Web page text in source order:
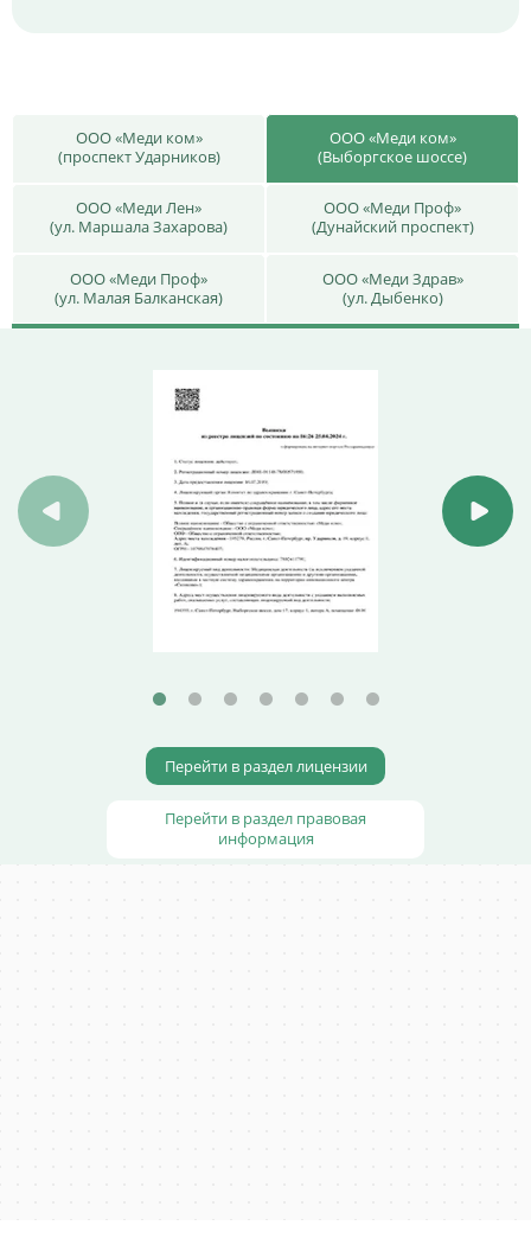
ООО «Меди ком»
(проспект Ударников)
ООО «Меди ком»
(Выборгское шоссе)
ООО «Меди Лен»
(ул. Маршала Захарова)
ООО «Меди Проф»
(Дунайский проспект)
ООО «Меди Проф»
(ул. Малая Балканская)
ООО «Меди Здрав»
(ул. Дыбенко)
Перейти в раздел лицензии
Перейти в раздел правовая
информация